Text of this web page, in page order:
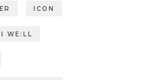
ICON
WE:LL